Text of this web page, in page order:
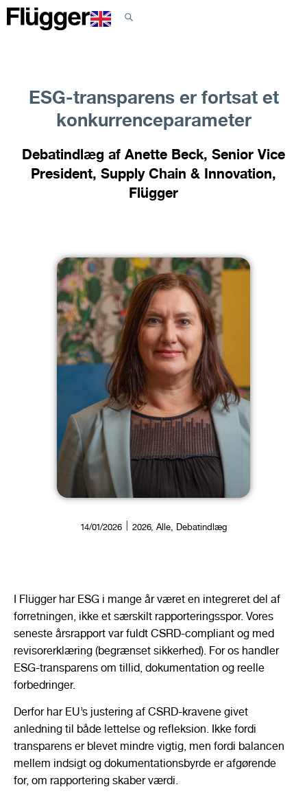
ESG-transparens er fortsat et
konkurrenceparameter
Debatindlæg af Anette Beck, Senior Vice
President, Supply Chain & Innovation,
Flügger
14/01/2026 2026, Alle, Debatindlæg
I Flügger har ESG i mange år været en integreret del af
forretningen, ikke et særskilt rapporteringsspor. Vores
seneste årsrapport var fuldt CSRD-compliant og med
revisorerklæring (begrænset sikkerhed). For os handler
ESG-transparens om tillid, dokumentation og reelle
forbedringer.
Derfor har EU’s justering af CSRD-kravene givet
anledning til både lettelse og refleksion. Ikke fordi
transparens er blevet mindre vigtig, men fordi balancen
mellem indsigt og dokumentationsbyrde er afgørende
for, om rapportering skaber værdi.